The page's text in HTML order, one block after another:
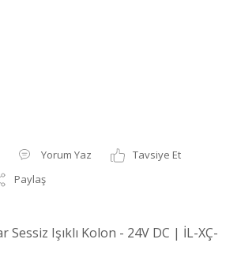
Yorum Yaz
Tavsiye Et
Paylaş
Sessiz Işıklı Kolon - 24V DC | İL-XÇ-